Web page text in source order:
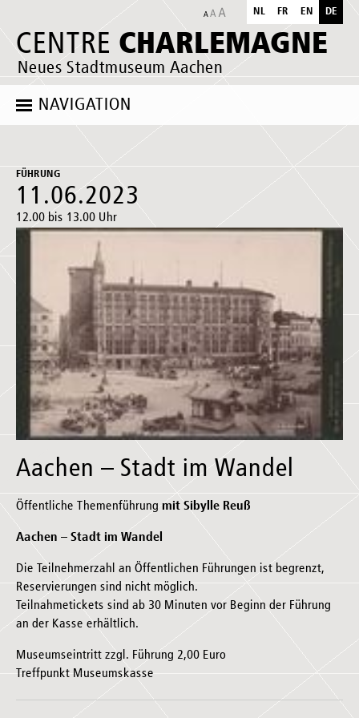
CENTRE CHARLEMAGNE
Neues Stadtmuseum Aachen
NL FR EN DE
NAVIGATION
FÜHRUNG
11.06.2023
12.00 bis 13.00 Uhr
Aachen – Stadt im Wandel
Öffentliche Themenführung mit Sibylle Reuß
Aachen – Stadt im Wandel
Die Teilnehmerzahl an Öffentlichen Führungen ist begrenzt,
Reservierungen sind nicht möglich.
Teilnahmetickets sind ab 30 Minuten vor Beginn der Führung
an der Kasse erhältlich.
Museumseintritt zzgl. Führung 2,00 Euro
Treffpunkt Museumskasse